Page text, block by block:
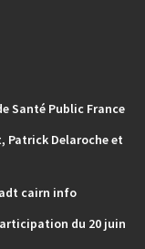
Santé Public France
Patrick Delaroche et
cairn info
du 20 juin